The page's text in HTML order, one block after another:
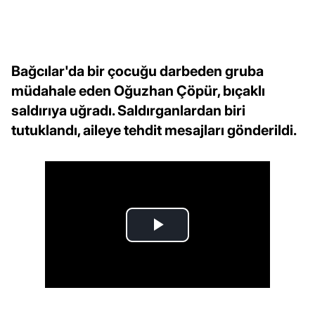
Bağcılar'da bir çocuğu darbeden gruba
müdahale eden Oğuzhan Çöpür, bıçaklı
saldırıya uğradı. Saldırganlardan biri
tutuklandı, aileye tehdit mesajları gönderildi.